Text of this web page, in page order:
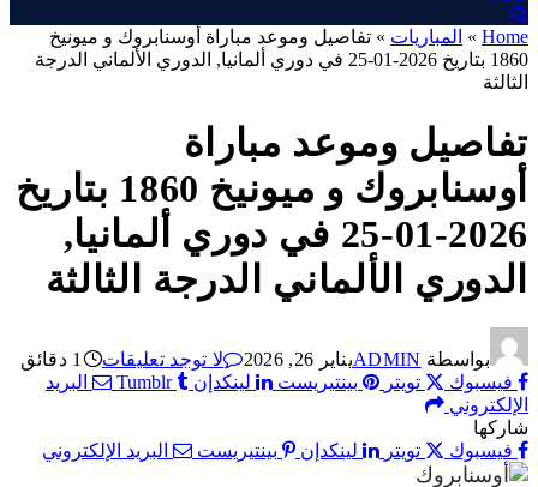
Home
» المباريات » تفاصيل وموعد مباراة أوسنابروك و ميونيخ
1860 بتاريخ 2026-01-25 في دوري ألمانيا, الدوري الألماني الدرجة
الثالثة
تفاصيل وموعد مباراة
أوسنابروك و ميونيخ 1860 بتاريخ
2026-01-25 في دوري ألمانيا,
الدوري الألماني الدرجة الثالثة
بواسطة ADMINيناير 26, 2026 لا توجد تعليقات
1 دقائق
فيسبوك
تويتر بينتيريست لينكدإن Tumblr
البريد
الإلكتروني
شاركها
فيسبوك
تويتر لينكدإن بينتيريست البريد الإلكتروني